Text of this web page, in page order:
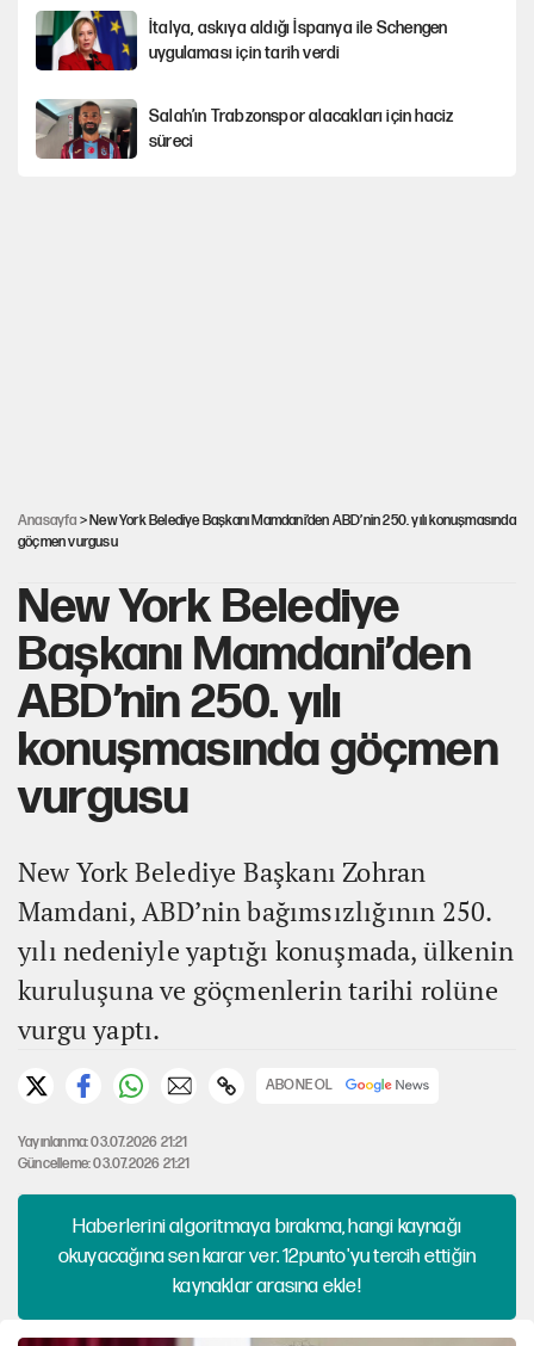
İtalya, askıya aldığı İspanya ile Schengen
uygulaması için tarih verdi
Salah’ın Trabzonspor alacakları için haciz
süreci
Anasayfa > New York Belediye Başkanı Mamdani’den ABD’nin 250. yılı konuşmasında
göçmen vurgusu
New York Belediye
Başkanı Mamdani’den
ABD’nin 250. yılı
konuşmasında göçmen
vurgusu
New York Belediye Başkanı Zohran
Mamdani, ABD’nin bağımsızlığının 250.
yılı nedeniyle yaptığı konuşmada, ülkenin
kuruluşuna ve göçmenlerin tarihi rolüne
vurgu yaptı.
ABONE OL
Yayınlanma: 03.07.2026 21:21
Güncelleme: 03.07.2026 21:21
Haberlerini algoritmaya bırakma, hangi kaynağı
okuyacağına sen karar ver. 12punto'yu tercih ettiğin
kaynaklar arasına ekle!